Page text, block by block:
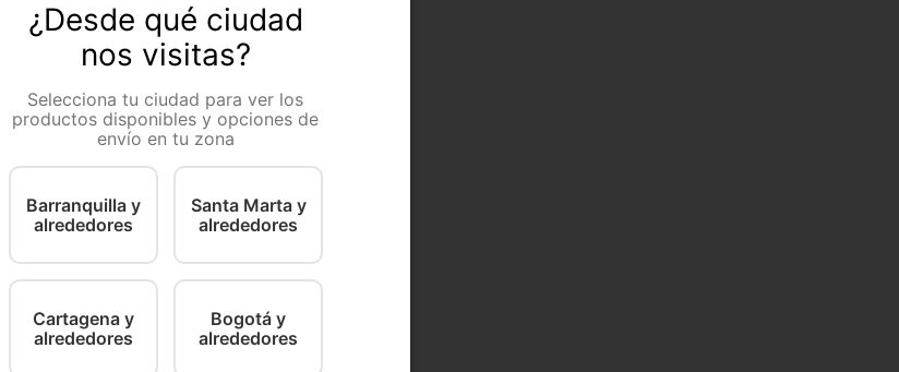
¿Desde qué ciudad
nos visitas?
Selecciona tu ciudad para ver los
productos disponibles y opciones de
envío en tu zona
Barranquilla y
alrededores
Santa Marta y
alrededores
Cartagena y
alrededores
Bogotá y
alrededores